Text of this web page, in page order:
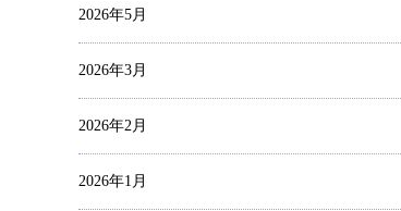
2026年5月
2026年3月
2026年2月
2026年1月